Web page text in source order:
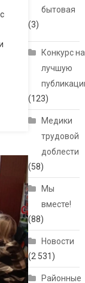
бытовая
(3)
Конкурс на
лучшую
(123)
Медики
трудовой
доблести
(58)
Мы
вместе!
(88)
Новости
(2 531)
Районные